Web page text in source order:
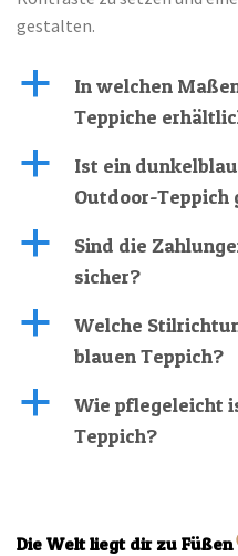
gestalten.
a
In welchen
Teppiche
a
Ist ein
Outdoor-Teppich
a
Sind die
sicher?
a
Welche
blauen Teppich?
a
Wie pflegeleicht
Teppich?
Die Welt liegt dir zu Füßen